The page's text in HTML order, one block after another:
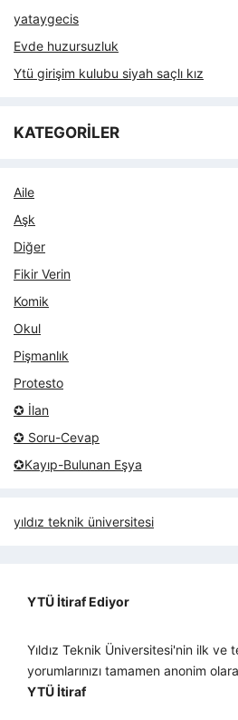
yataygecis
Evde huzursuzluk
Ytü girişim kulubu siyah saçlı kız
KATEGORİLER
Aile
Aşk
Diğer
Fikir Verin
Komik
Okul
Pişmanlık
Protesto
✪ İlan
✪ Soru-Cevap
✪Kayıp-Bulunan Eşya
yıldız teknik üniversitesi
YTÜ İtiraf Ediyor
Yıldız Teknik Üniversitesi'nin ilk
yorumlarınızı tamamen anonim
YTÜ İtiraf